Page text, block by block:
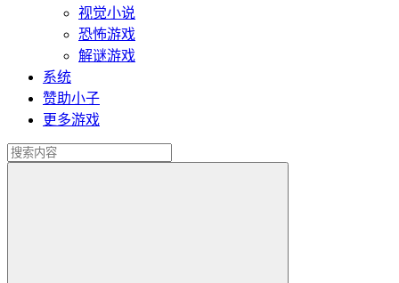
视觉小说
恐怖游戏
解谜游戏
系统
赞助小子
更多游戏